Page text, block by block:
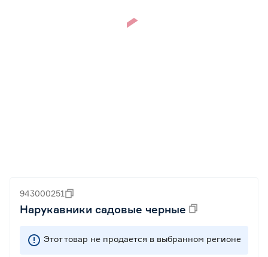
943000251
Нарукавники садовые черные
Этот товар не продается в выбранном регионе